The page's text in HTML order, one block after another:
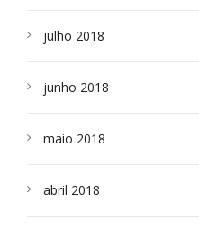
julho 2018
junho 2018
maio 2018
abril 2018